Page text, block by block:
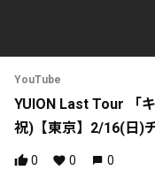
YouTube
YUION Last Tour 「
祝)【東京】2/16(日)
0 0 0